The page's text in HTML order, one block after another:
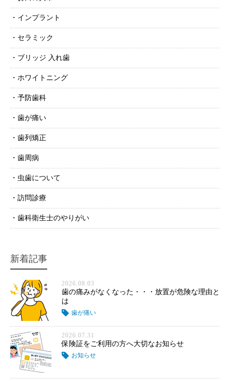
インプラント
セラミック
ブリッジ 入れ歯
ホワイトニング
予防歯科
歯が痛い
歯列矯正
歯周病
虫歯について
訪問診療
歯科衛生士のやりがい
新着記事
2026.08.03
歯の痛みがなくなった・・・放置が危険な理由と
は
歯が痛い
2026.07.31
保険証をご利用の方へ大切なお知らせ
お知らせ